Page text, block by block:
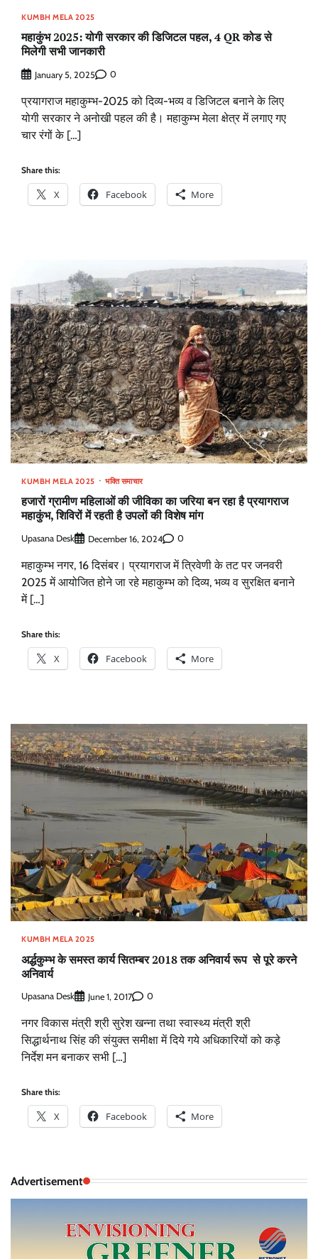
KUMBH MELA 2025
महाकुंभ 2025: योगी सरकार की डिजिटल पहल, 4 QR कोड से
मिलेगी सभी जानकारी
January 5, 2025 0
प्रयागराज महाकुम्भ-2025 को दिव्य-भव्य व डिजिटल बनाने के लिए
योगी सरकार ने अनोखी पहल की है। महाकुम्भ मेला क्षेत्र में लगाए गए
चार रंगों के […]
Share this:
X Facebook More
KUMBH MELA 2025 भक्ति समाचार
हजारों ग्रामीण महिलाओं की जीविका का जरिया बन रहा है प्रयागराज
महाकुंभ, शिविरों में रहती है उपलों की विशेष मांग
Upasana Desk December 16, 2024 0
महाकुम्भ नगर, 16 दिसंबर। प्रयागराज में त्रिवेणी के तट पर जनवरी
2025 में आयोजित होने जा रहे महाकुम्भ को दिव्य, भव्य व सुरक्षित बनाने
में […]
Share this:
X Facebook More
KUMBH MELA 2025
अर्द्धकुम्भ के समस्त कार्य सितम्बर 2018 तक अनिवार्य रूप से पूरे करने
अनिवार्य
Upasana Desk June 1, 2017 0
नगर विकास मंत्री श्री सुरेश खन्ना तथा स्वास्थ्य मंत्री श्री
सिद्धार्थनाथ सिंह की संयुक्त समीक्षा में दिये गये अधिकारियों को कड़े
निर्देश मन बनाकर सभी […]
Share this:
X Facebook More
Advertisement